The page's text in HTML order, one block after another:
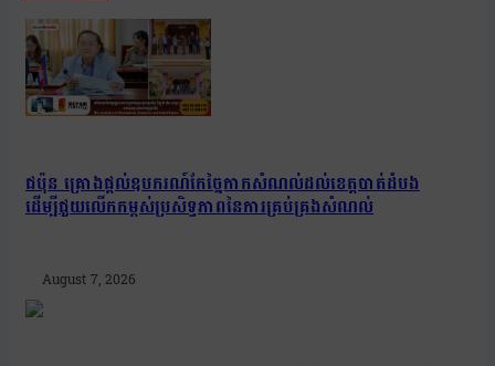
ជប៉ុន គ្រោងផ្តល់ឧបករណ៍កែច្នៃកាកសំណល់ដល់ខេត្តបាត់ដំបង
ដើម្បីជួយលើកកម្ពស់ប្រសិទ្ធភាពនៃការគ្រប់គ្រងសំណល់
August 7, 2026